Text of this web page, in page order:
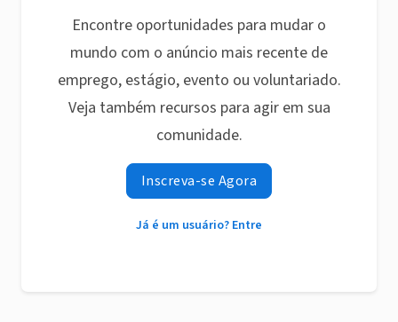
Encontre oportunidades para mudar o
mundo com o anúncio mais recente de
emprego, estágio, evento ou voluntariado.
Veja também recursos para agir em sua
comunidade.
Inscreva-se Agora
Já é um usuário? Entre